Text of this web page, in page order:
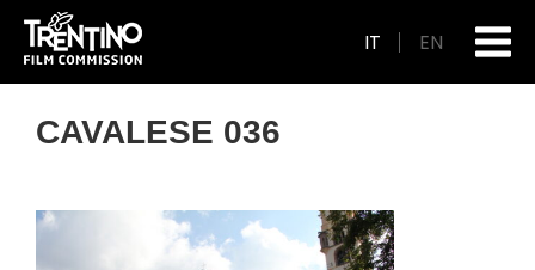
IT EN
CAVALESE 036